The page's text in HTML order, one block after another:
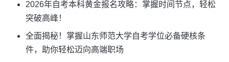
2026年自考本科黄金报名攻略：掌握时间节点，轻松
突破高峰！
全面揭秘！掌握山东师范大学自考学位必备硬核条
件，助你轻松迈向高端职场